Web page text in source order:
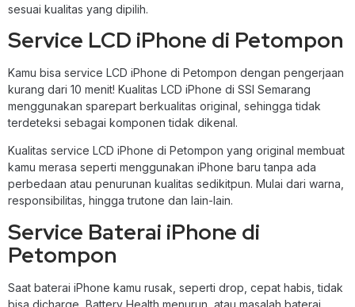
sesuai kualitas yang dipilih.
Service LCD iPhone di Petompon
Kamu bisa service LCD iPhone di Petompon dengan pengerjaan
kurang dari 10 menit! Kualitas LCD iPhone di SSI Semarang
menggunakan sparepart berkualitas original, sehingga tidak
terdeteksi sebagai komponen tidak dikenal.
Kualitas service LCD iPhone di Petompon yang original membuat
kamu merasa seperti menggunakan iPhone baru tanpa ada
perbedaan atau penurunan kualitas sedikitpun. Mulai dari warna,
responsibilitas, hingga trutone dan lain-lain.
Service Baterai iPhone di
Petompon
Saat baterai iPhone kamu rusak, seperti drop, cepat habis, tidak
bisa dicharge, Battery Health menurun, atau masalah baterai